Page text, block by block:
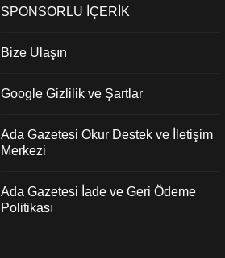
SPONSORLU İÇERİK
Bize Ulaşın
Google Gizlilik ve Şartlar
Ada Gazetesi Okur Destek ve İletişim
Merkezi
Ada Gazetesi İade ve Geri Ödeme
Politikası